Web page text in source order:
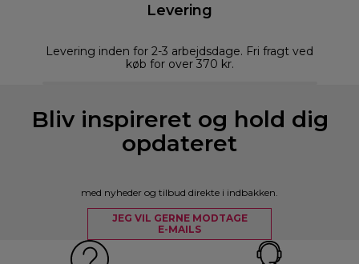
Levering
Levering inden for 2-3 arbejdsdage. Fri fragt ved
køb for over 370 kr.
Bliv inspireret og hold dig
opdateret
med nyheder og tilbud direkte i indbakken.
JEG VIL GERNE MODTAGE
E-MAILS